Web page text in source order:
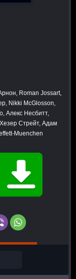
Roman Jossart,
Nikki McGlosson,
Алекс Несбитт,
Стрейт, Адам
Muenchen